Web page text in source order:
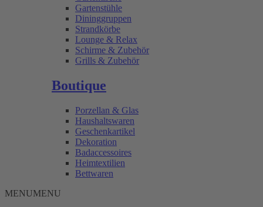
Gartenstühle
Dininggruppen
Strandkörbe
Lounge & Relax
Schirme & Zubehör
Grills & Zubehör
Boutique
Porzellan & Glas
Haushaltswaren
Geschenkartikel
Dekoration
Badaccessoires
Heimtextilien
Bettwaren
MENUMENU